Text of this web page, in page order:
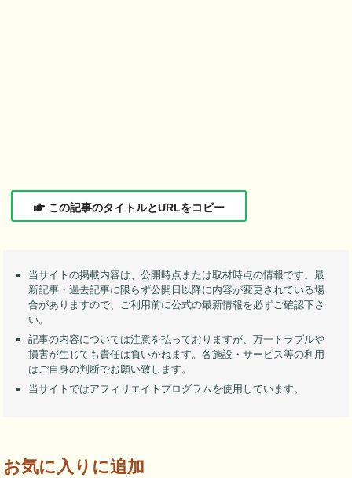
この記事のタイトルとURLをコピー
当サイトの掲載内容は、公開時点または取材時点の情報です。最
新記事・過去記事に限らず公開日以降に内容が変更されている場
合がありますので、ご利用前に公式の最新情報を必ずご確認下さ
い。
記事の内容については注意を払っておりますが、万一トラブルや
損害が生じても責任は負いかねます。各施設・サービス等の利用
はご自身の判断でお願い致します。
当サイトではアフィリエイトプログラムを使用しています。
お気に入りに追加